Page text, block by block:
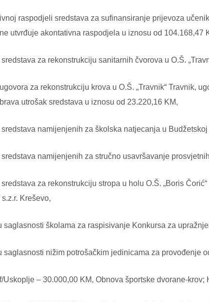
sredstava za sufinansiranje prijevoza
utvrđuje akontativna raspodjela u iznosu od 104.168,47
za rekonstrukciju sanitarnih čvorova u O.Š.
za rekonstrukciju krova u O.Š. „Travnik“ Travnik,
utrošak sredstava u iznosu od 23.220,16 KM,
namijenjenih za školska natjecanja u Budžetskoj
namijenjenih za stručno usavršavanje prosvjetnih
za rekonstrukciju stropa u holu O.Š. „Boris Čorić“
Kreševo,
školama za raspisivanje Konkursa za
nižim potrošačkim jedinicama za provođenje
Uskoplje – 30.000,00 KM, Obnova športske dvorane-krov;